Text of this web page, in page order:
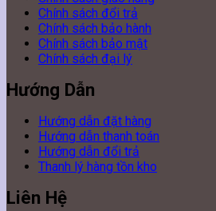
Chính sách đổi trả
Chính sách bảo hành
Chính sách bảo mật
Chính sách đại lý
Hướng Dẫn
Hướng dẫn đặt hàng
Hướng dẫn thanh toán
Hướng dẫn đổi trả
Thanh lý hàng tồn kho
Liên Hệ